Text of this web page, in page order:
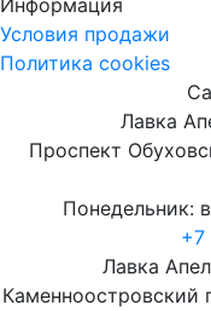
Информация
Условия продажи
Политика cookies
Лавка
Проспект
Понедельник:
+7
Лавка
Каменноостровский